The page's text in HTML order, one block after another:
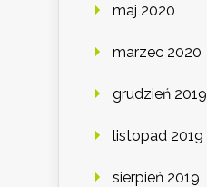
maj 2020
marzec 2020
grudzień 2019
listopad 2019
sierpień 2019